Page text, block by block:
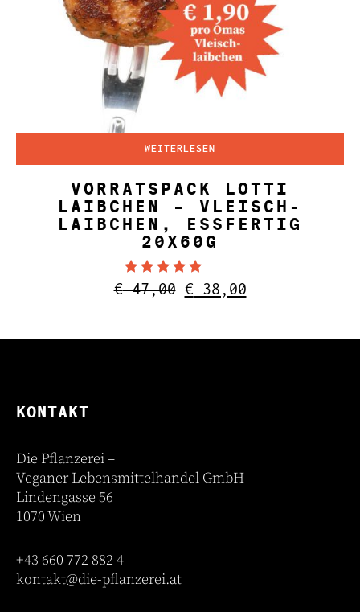
WEITERLESEN
VORRATSPACK LOTTI
LAIBCHEN – VLEISCH-
LAIBCHEN, ESSFERTIG
20X60G
Bewertet mit
4.50
€47,00 Ursprünglicher
€ 47,00
€ 38,00Aktueller
€ 38,00.
KONTAKT
Die Pflanzerei –
Veganer Lebensmittelhandel GmbH
Lindengasse 56
1070 Wien
+43 660 772 882 4
kontakt@die-pflanzerei.at